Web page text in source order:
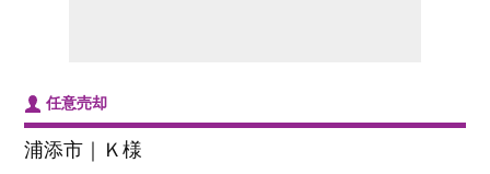
任意売却
浦添市｜Ｋ様